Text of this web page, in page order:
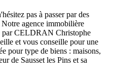
pas à passer par des
agence immobilière
par CELDRAN Christophe
et vous conseille pour une
pour type de biens : maisons,
de Sausset les Pins et sa